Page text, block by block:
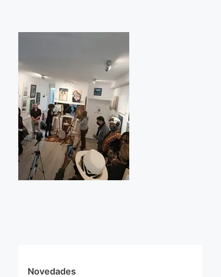
Visitas a los ateliers o talleres de artistas
Qué dicen de nosotros?
Aviso legal
Política de cookies
Expositions
Bruit de gommettes Paris 2025
Novedades